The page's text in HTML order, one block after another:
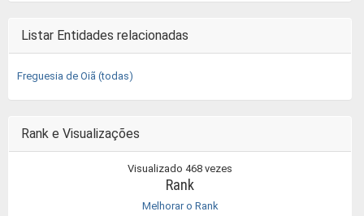
Listar Entidades relacionadas
Freguesia de Oiã (todas)
Rank e Visualizações
Visualizado 468 vezes
Rank
Melhorar o Rank